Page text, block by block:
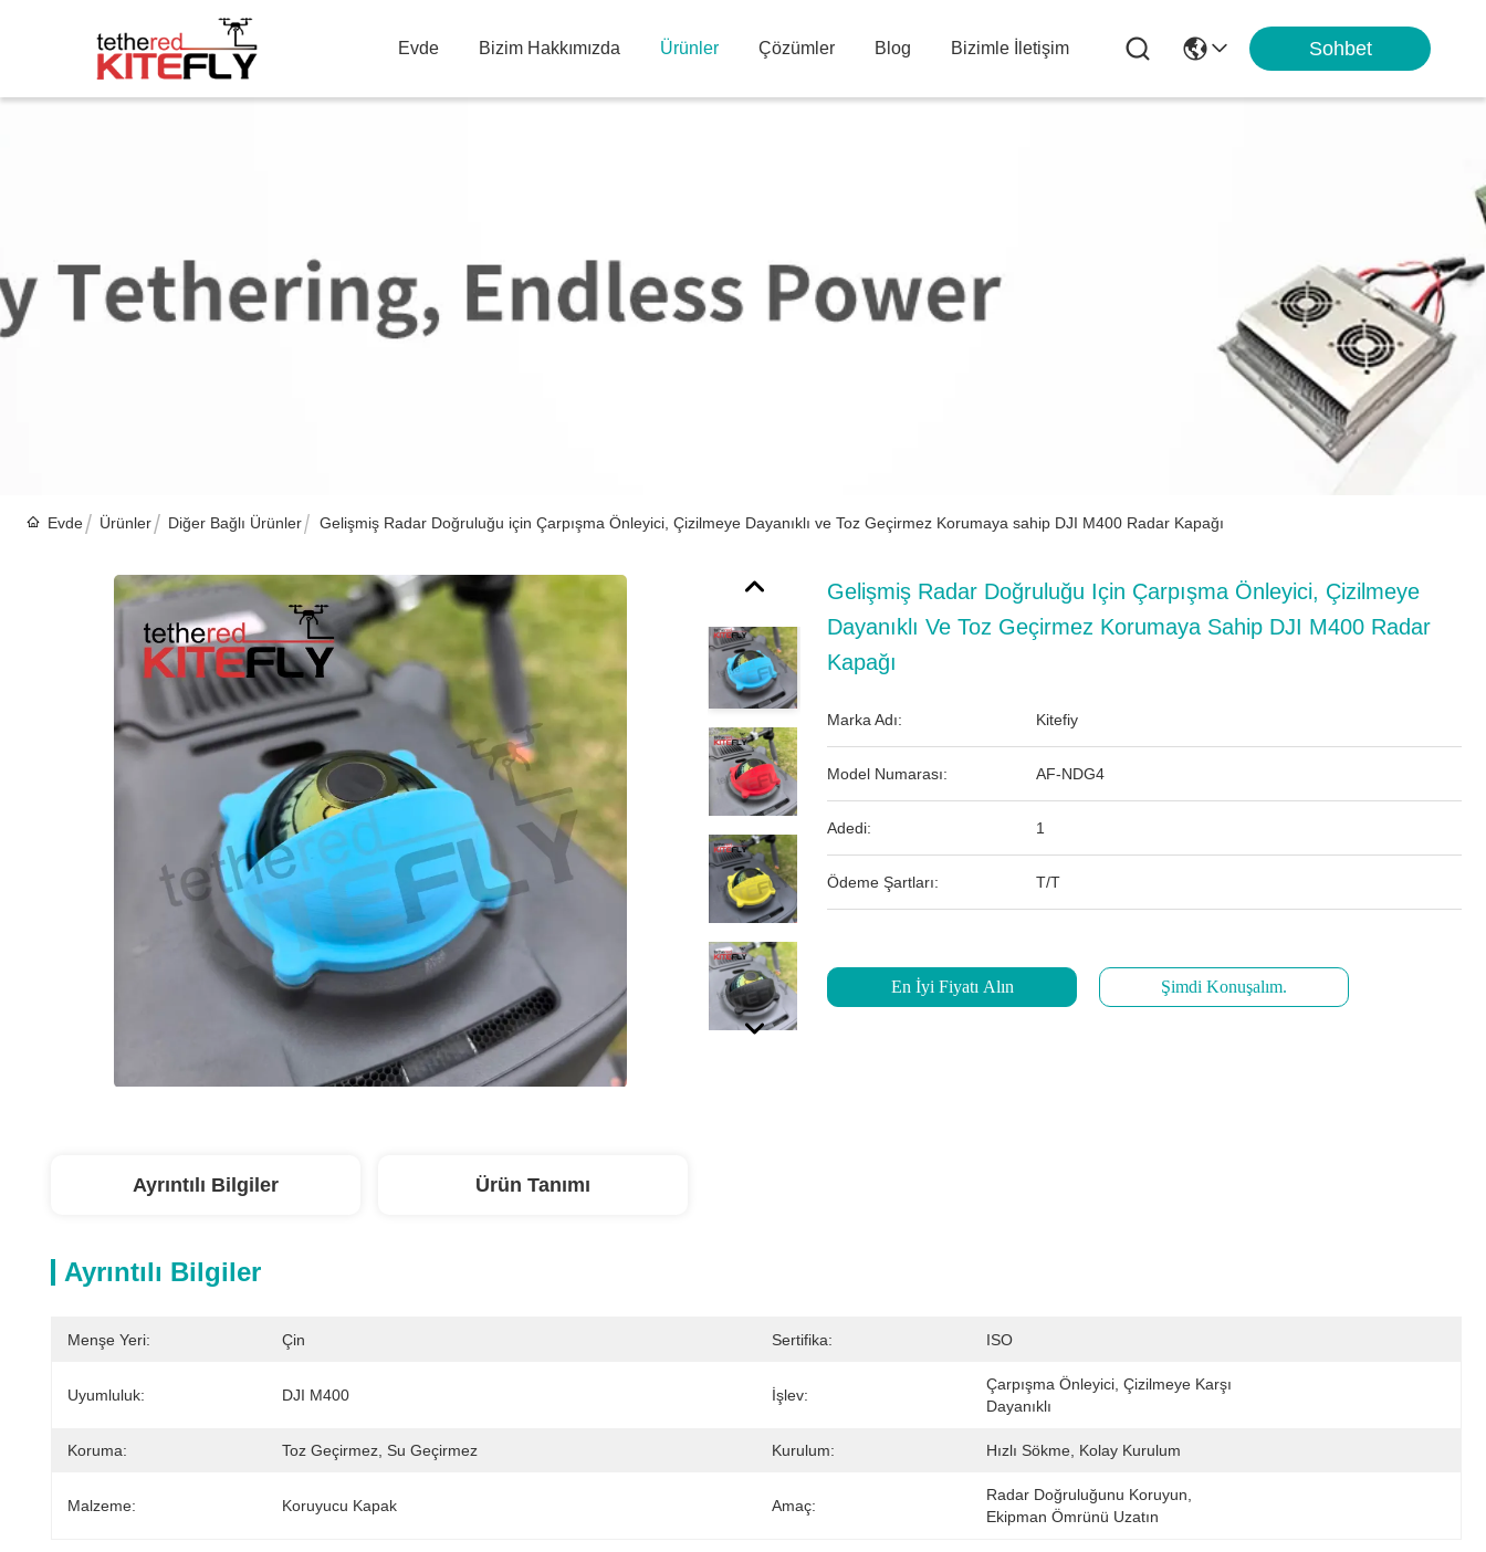
Evde Bizim Hakkımızda Ürünler Çözümler Blog Bizimle İletişim Sohbet
Evde Ürünler Diğer Bağlı Ürünler Gelişmiş Radar Doğruluğu için Çarpışma Önleyici, Çizilmeye Dayanıklı ve Toz Geçirmez Korumaya sahip DJI M400 Radar Kapağı
Gelişmiş Radar Doğruluğu Için Çarpışma Önleyici, Çizilmeye
Dayanıklı Ve Toz Geçirmez Korumaya Sahip DJI M400 Radar
Kapağı
Marka Adı: Kitefiy
Model Numarası: AF-NDG4
Adedi: 1
Ödeme Şartları: T/T
En İyi Fiyatı Alın Şimdi Konuşalım.
Ayrıntılı Bilgiler Ürün Tanımı
Ayrıntılı Bilgiler
Menşe Yeri: Çin Sertifika: ISO
Uyumluluk: DJI M400 İşlev:
Çarpışma Önleyici, Çizilmeye Karşı
Dayanıklı
Koruma: Toz Geçirmez, Su Geçirmez Kurulum: Hızlı Sökme, Kolay Kurulum
Malzeme: Koruyucu Kapak Amaç:
Radar Doğruluğunu Koruyun,
Ekipman Ömrünü Uzatın